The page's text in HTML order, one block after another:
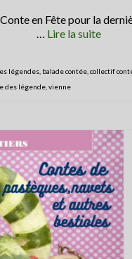
Conte en Fête pour la
… Lire la suite­­
légendes balade contée collectif
des légende vienne